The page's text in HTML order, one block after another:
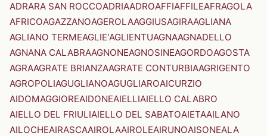
ADRARA SAN ROCCOADRIAADROAFFIAFFILEAFRAGOLA
AFRICOAGAZZANOAGEROLAAGGIUSAGIRAAGLIANA
AGLIANO TERMEAGLIE'AGLIENTUAGNAAGNADELLO
AGNANA CALABRAAGNONEAGNOSINEAGORDOAGOSTA
AGRAAGRATE BRIANZAAGRATE CONTURBIAAGRIGENTO
AGROPOLIAGUGLIANOAGUGLIAROAICURZIO
AIDOMAGGIOREAIDONEAIELLIAIELLO CALABRO
AIELLO DEL FRIULIAIELLO DEL SABATOAIETAAILANO
AILOCHEAIRASCAAIROLAAIROLEAIRUNOAISONEALA